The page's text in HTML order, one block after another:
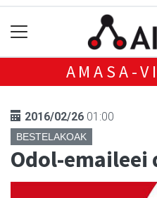
AMASA-
2016/02/26 01:00
BESTELAKOAK
Odol-emaileei